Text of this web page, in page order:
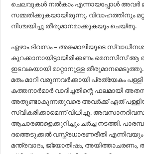
ചെലവുകൾ നൽകാം എന്നായപ്പോൾ അവർ
സമ്മതിക്കുകയായിരുന്നു. വിവാഹത്തിനും
നിശ്ചയിച്ചു തീരുമാനമാക്കുകയും ചെയ്തു.
ഏഴാം ദിവസം – അങ്കമാലിയുടെ
കുറക്കാനായിട്ടായിരിക്കണം മെനസിസ്
ഇടവകയായി മാറ്റാനുള്ള തീരുമാനമെടുത്തു.
മതം മാറി വരുന്നവർക്കായി പ്രത്യേകം
കത്തനാർമാർ വാദിച്ചതിന്റെ ഫലമായി
അതുണ്ടാകുന്നതുവരെ അവർക്ക് ഏത്
സ്വികരിക്കാമെന്ന് വിധിച്ചു.
ആചാരങ്ങളെക്കുറിച്ചും ചർച്ച നടത്തി.
ദത്തെടുക്കൽ വസ്ത്രധാരണരീതി എന്നിവയും
മന്ത്രവാദം, ജ്യോതിഷം, അയിത്താചരണം,